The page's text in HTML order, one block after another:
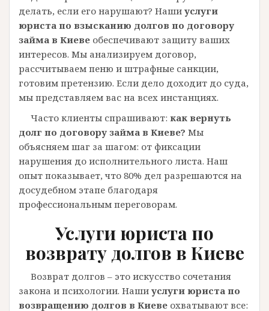
делать, если его нарушают? Наши услуги
юриста по взысканию долгов по договору
займа в Киеве обеспечивают защиту ваших
интересов. Мы анализируем договор,
рассчитываем пеню и штрафные санкции,
готовим претензию. Если дело доходит до суда,
мы представляем вас на всех инстанциях.
Часто клиенты спрашивают: как вернуть
долг по договору займа в Киеве? Мы
объясняем шаг за шагом: от фиксации
нарушения до исполнительного листа. Наш
опыт показывает, что 80% дел разрешаются на
досудебном этапе благодаря
профессиональным переговорам.
Услуги юриста по
возврату долгов в Киеве
Возврат долгов – это искусство сочетания
закона и психологии. Наши услуги юриста по
возвращению долгов в Киеве охватывают все: